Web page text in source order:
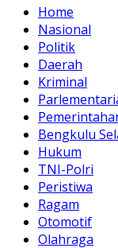
Home
Nasional
Politik
Daerah
Kriminal
Bengkulu
Hukum
TNI-Polri
Peristiwa
Ragam
Otomotif
Olahraga